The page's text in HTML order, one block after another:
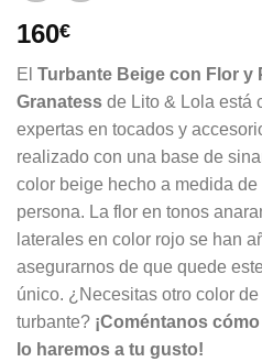
160€
El Turbante Beige con Flor y
Granatess de Lito & Lola está
expertas en tocados y
realizado con una base de
color beige hecho a medida
persona. La flor en tonos
laterales en color rojo se han
asegurarnos de que quede
único. ¿Necesitas otro color de
turbante? ¡Coméntanos
lo haremos a tu gusto!